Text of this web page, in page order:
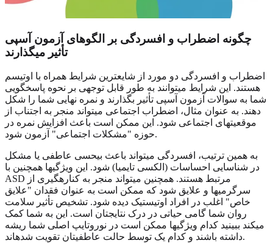
چگونه اضطراب و افسردگی بر الگوهای آزمون آسپی
تأثیر میگذارند
اضطراب و افسردگی دو مورد از شایعترین شرایط همراه با اوتیسم
هستند. این شرایط میتوانند به طور قابل توجهی بر نحوه پاسخگویی
شما به سوالات آزمون آسپی تأثیر بگذارند و نمره نهایی شما را شکل
دهند. به عنوان مثال، اضطراب اجتماعی میتواند منجر به اجتناب از
موقعیتهای اجتماعی شود. این ممکن است باعث افزایش نمره در
حوزه "مشکلات اجتماعی" آزمون شود.
به همین ترتیب، افسردگی میتواند باعث بیحسی عاطفی یا مشکل
در شناسایی احساسات (الکسی تایمیا) شود. این ویژگیها همچنین با
ASD مرتبط هستند. همچنین میتواند منجر به کنارهگیری از
سرگرمیها و علایق شود که ممکن است به عنوان فقدان "علایق
خاص" اغلب در افراد اوتیستیک دیده شود. تشخیص تأثیر سلامت
روان شما گامی حیاتی در درک نتایجتان است. این به شما کمک
میکند ببینید کدام ویژگیها ممکن است در نوروتایپ اصلی شما ریشه
داشته باشند و کدام یک توسط حالت عاطفیتان تقویت شدهاند.